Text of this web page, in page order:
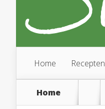
Home Recepten
Home